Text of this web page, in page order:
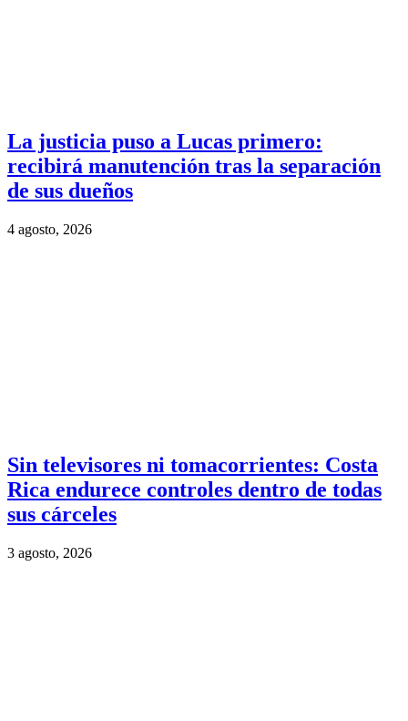
La justicia puso a Lucas primero:
recibirá manutención tras la separación
de sus dueños
4 agosto, 2026
Sin televisores ni tomacorrientes: Costa
Rica endurece controles dentro de todas
sus cárceles
3 agosto, 2026